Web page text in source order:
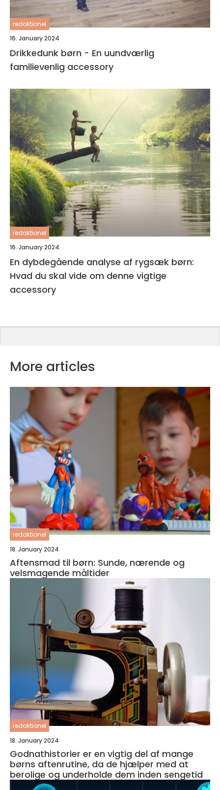
redaktionel
16. January 2024
Drikkedunk børn - En uundværlig
familievenlig accessory
redaktionel
16. January 2024
En dybdegående analyse af rygsæk børn:
Hvad du skal vide om denne vigtige
accessory
More articles
redaktionel
18. January 2024
Aftensmad til børn: Sunde, nærende og
velsmagende måltider
redaktionel
18. January 2024
Godnathistorier er en vigtig del af mange
børns aftenrutine, da de hjælper med at
berolige og underholde dem inden sengetid